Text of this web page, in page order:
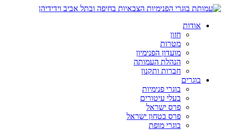
אודות
חזון
מטרות
מועדון הפנימיון
הנהלת העמותה
חברות ותקנון
בוגרים
בוגרי פנימיות
בעלי עיטורים
פרס ישראל
פרס בטחון ישראל
בוגרי מופת